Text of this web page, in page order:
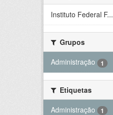
Instituto Federal F...
Grupos
Administração
1
Etiquetas
Administração
1